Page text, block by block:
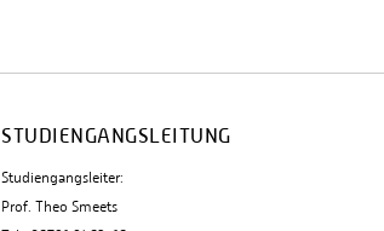
STUDIENGANGSLEITUNG
Studiengangsleiter:
Prof. Theo Smeets